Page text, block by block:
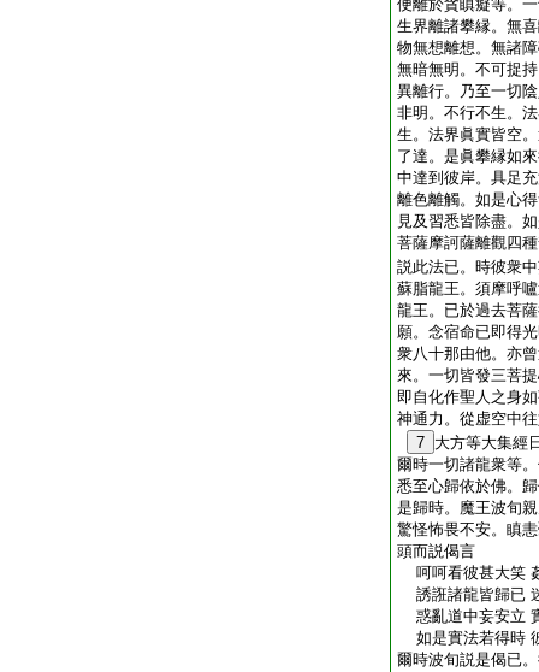
便離於貪瞋癡等。
生界離諸攀縁。無
物無想離想。無諸
無暗無明。不可捉
異離行。乃至一切
非明。不行不生。
生。法界眞實皆空
了達。是眞攀縁如
中達到彼岸。具足
離色離觸。如是心
見及習悉皆除盡。
菩薩摩訶薩離觀四
説此法已。時彼衆
蘇脂龍王。須摩呼
龍王。已於過去菩
願。念宿命已即得
衆八十那由他。亦
來。一切皆發三菩
即自化作聖人之身
神通力。從虚空中
7 大方等大集經
爾時一切諸龍衆等
悉至心歸依於佛。
是歸時。魔王波旬
驚怪怖畏不安。瞋
頭而説偈言
呵呵看彼甚大笑
誘誑諸龍皆歸已
惑亂道中妄安立
如是實法若得時
爾時波旬説是偈已